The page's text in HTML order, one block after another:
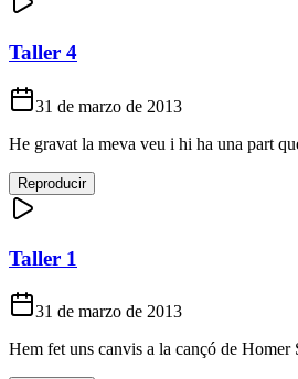
Taller 4
31 de marzo de 2013
He gravat la meva veu i hi ha una part
Reproducir
Taller 1
31 de marzo de 2013
Hem fet uns canvis a la cançó de Homer